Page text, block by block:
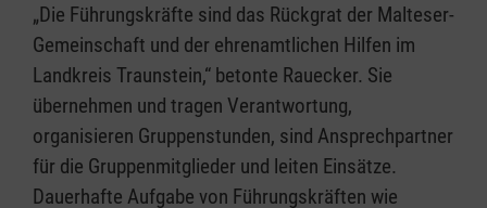
„Die Führungskräfte sind das Rückgrat der Malteser-
Gemeinschaft und der ehrenamtlichen Hilfen im
Landkreis Traunstein,“ betonte Rauecker. Sie
übernehmen und tragen Verantwortung,
organisieren Gruppenstunden, sind Ansprechpartner
für die Gruppenmitglieder und leiten Einsätze.
Dauerhafte Aufgabe von Führungskräften wie